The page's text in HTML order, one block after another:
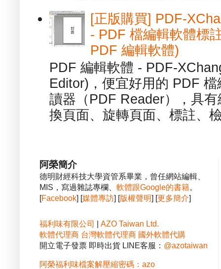
[正版購買] PDF-
- PDF 檔編輯軟體標
PDF 編輯軟體)
PDF 編輯軟體 - PDF-
Editor)，便宜好用的 PDF
讀器（PDF Reader），具
換頁面、旋轉頁面、標註、
阿榮簡介
德明財經科技大學資管系畢業，曾任網站編輯、
MIS，寫過雜誌專欄、 軟體跟Google的書籍。
[Facebook] [媒體專訪] [版權聲明] [更多簡介]
福利味有限公司
AZO Taiwan Ltd.
軟體代理商 台灣軟體代理商 國外軟體代購
開立電子發票 即時出貨 LINE客服： @azotaiwan
阿榮福利味檔案解壓縮密碼：azo